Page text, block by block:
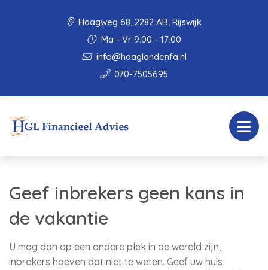
Haagweg 68, 2282 AB, Rijswijk
Ma - Vr 9:00 - 17:00
info@haaglandenfa.nl
070-7505695
Geef inbrekers geen kans in
de vakantie
U mag dan op een andere plek in de wereld zijn,
inbrekers hoeven dat niet te weten. Geef uw huis